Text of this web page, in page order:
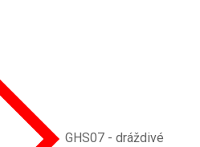
GHS07 - dráždivé